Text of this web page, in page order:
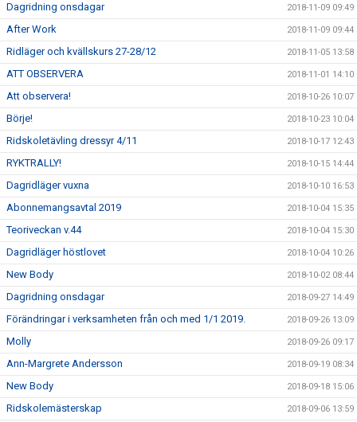
Dagridning onsdagar 2018-11-09 09:49
After Work 2018-11-09 09:44
Ridläger och kvällskurs 27-28/12 2018-11-05 13:58
ATT OBSERVERA 2018-11-01 14:10
Att observera! 2018-10-26 10:07
Börje! 2018-10-23 10:04
Ridskoletävling dressyr 4/11 2018-10-17 12:43
RYKTRALLY! 2018-10-15 14:44
Dagridläger vuxna 2018-10-10 16:53
Abonnemangsavtal 2019 2018-10-04 15:35
Teoriveckan v.44 2018-10-04 15:30
Dagridläger höstlovet 2018-10-04 10:26
New Body 2018-10-02 08:44
Dagridning onsdagar 2018-09-27 14:49
Förändringar i verksamheten från och med 1/1 2019. 2018-09-26 13:09
Molly 2018-09-26 09:17
Ann-Margrete Andersson 2018-09-19 08:34
New Body 2018-09-18 15:06
Ridskolemästerskap 2018-09-06 13:59